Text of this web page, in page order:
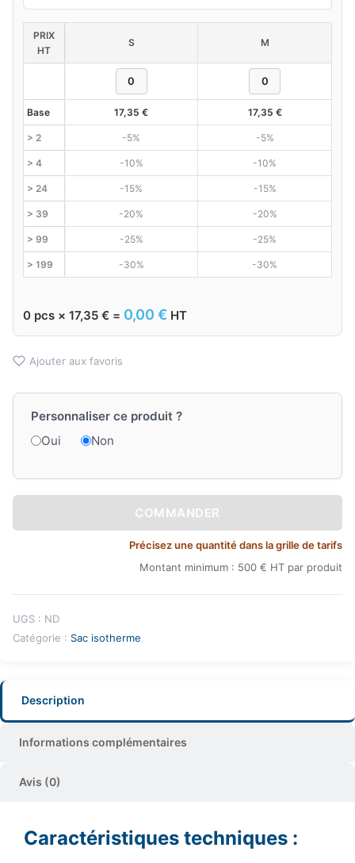
PRIX
HT
S M
Base 17,35 € 17,35 €
> 2 -5% -5%
> 4 -10% -10%
> 24 -15% -15%
> 39 -20% -20%
> 99 -25% -25%
> 199 -30% -30%
0 pcs × 17,35 € = 0,00 € HT
Ajouter aux favoris
Personnaliser ce produit ?
Oui
Non
COMMANDER
Précisez une quantité dans la grille de tarifs
Montant minimum : 500 € HT par produit
UGS : ND
Catégorie : Sac isotherme
Description
Informations complémentaires
Avis (0)
Caractéristiques techniques :